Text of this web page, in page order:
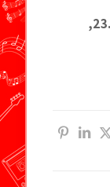
ערב ראשון של "פסטיבל פונץ'", 23.1.07,